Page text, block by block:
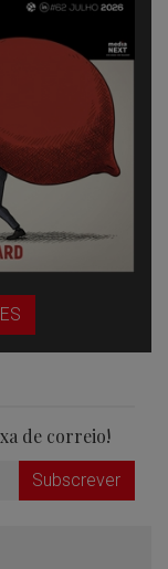
de correio!
Subscrever